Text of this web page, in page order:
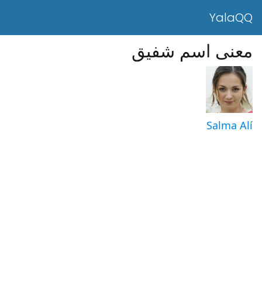
YalaQQ
معنى اسم شفيق
Salma Alí